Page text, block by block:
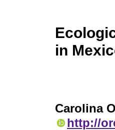
in
Carolina
http://